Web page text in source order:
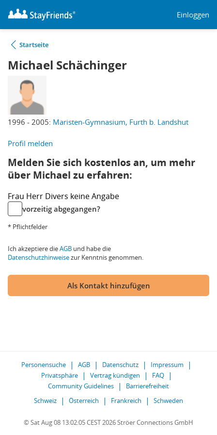
Einloggen
Startseite
Michael Schächinger
1996 - 2005: Maristen-Gymnasium, Furth b. Landshut
Profil melden
Melden Sie sich kostenlos an, um mehr
über Michael zu erfahren:
Frau Herr Divers keine Angabe
vorzeitig abgegangen?
* Pflichtfelder
Ich akzeptiere dieAGB und habe die
Datenschutzhinweisezur Kenntnis genommen.
Als Kontakt hinzufügen
Personensuche AGB Datenschutz
Impressum
Privatsphäre
Vertrag kündigen
FAQ
Community Guidelines
Barrierefreiheit
Schweiz
Österreich Frankreich Schweden
© Sat Aug 08 13:02:05 CEST 2026 Ströer Connections GmbH